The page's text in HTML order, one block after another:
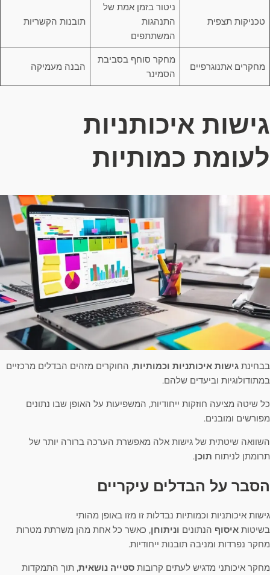
טכניקות תצפית
ניטור בזמן אמת של
התנהגות
המשתתפים
תובנות הקשריות
מחקרים אתנוגרפיים
מחקר סוחף בסביבת
הסמינר
הבנה מעמיקה
גישות איכותניות
לעומת כמותיות
בבחינת גישות איכותניות וכמותיות, החוקרים מזהים הבדלים מרכזיים
במתודולוגיות וביעדים שלהם.
כל שיטה מציעה חוזקות ייחודיות, המשפיעות על האופן שבו נתונים
מפורשים ומובנים.
השוואה שיטתית של גישות אלה מאפשרת הערכה ברורה יותר של
תרומתן לניתוח תוכן.
הסבר על הבדלים עיקריים
גישות איכותניות וכמותיות נבדלות זו מזו באופן מהותי
בשיטות איסוף הנתונים וניתוחן, כאשר כל אחת מהן משרתת מטרות
מחקר נפרדות ומניבה תובנות ייחודיות.
מחקר איכותני מדגיש לעתים קרובות סטייה נושאית, תוך התמקדות